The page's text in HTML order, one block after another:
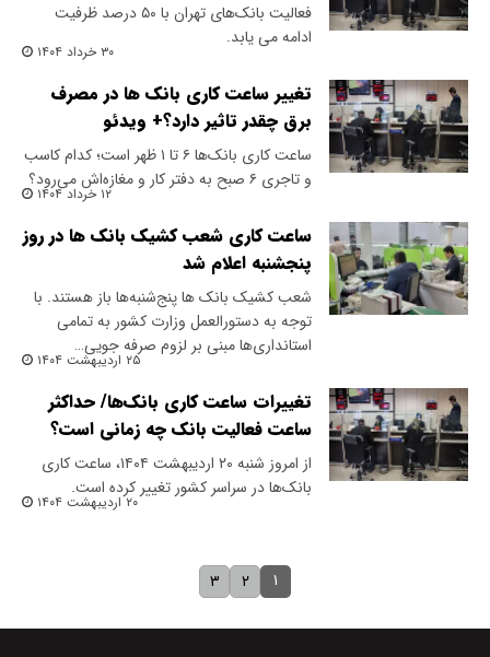
فعالیت بانک‌های تهران با ۵۰ درصد ظرفیت
ادامه می یابد.
۳۰ خرداد ۱۴۰۴
تغییر ساعت کاری بانک ها در مصرف
برق چقدر تاثیر دارد؟+ ویدئو
ساعت کاری بانک‌ها ۶ تا ۱ ظهر است؛ کدام کاسب
و تاجری ۶ صبح به دفتر کار و مغازه‌اش می‌رود؟
۱۲ خرداد ۱۴۰۴
ساعت کاری شعب کشیک بانک ها در روز
پنجشنبه اعلام شد
شعب کشیک بانک‌ ها پنج‌شنبه‌ها باز هستند. با
توجه به دستورالعمل وزارت کشور به تمامی
استانداری‌ها مبنی بر لزوم صرفه جویی…
۲۵ اردیبهشت ۱۴۰۴
تغییرات ساعت کاری بانک‌ها/ حداکثر
ساعت فعالیت بانک چه زمانی است؟
از امروز شنبه ۲۰ اردیبهشت ۱۴۰۴، ساعت کاری
بانک‌ها در سراسر کشور تغییر کرده است.
۲۰ اردیبهشت ۱۴۰۴
۱ ۲ ۳